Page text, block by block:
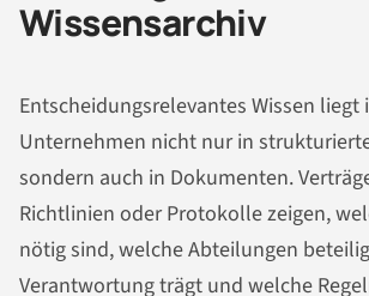
Wissensarchiv
Entscheidungsrelevantes Wissen liegt
Unternehmen nicht nur in
sondern auch in Dokumenten.
Richtlinien oder Protokolle zeigen,
nötig sind, welche Abteilungen
Verantwortung trägt und welche